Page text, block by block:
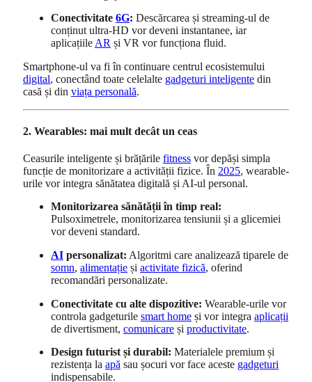
Conectivitate 6G: Descărcarea și streaming-ul de
conținut ultra-HD vor deveni instantanee, iar
aplicațiileAR și VR vor funcționa fluid.
Smartphone-ul va fi în continuare centrul ecosistemului
digital, conectând toate celelalte gadgeturi inteligente din
casă și din viața personală.
2. Wearables: mai mult decât un ceas
Ceasurile inteligente și brățările fitness vor depăși simpla
funcție de monitorizare a activității fizice. În 2025, wearable-
urile vor integra sănătatea digitală și AI-ul personal.
Monitorizarea sănătății în timp real:
Pulsoximetrele, monitorizarea tensiunii și a glicemiei
vor deveni standard.
AI personalizat: Algoritmi care analizează tiparele de
somn, alimentație și activitate fizică, oferind
recomandări personalizate.
Conectivitate cu alte dispozitive: Wearable-urile vor
controla gadgeturile smart home și vor integra aplicații
de divertisment, comunicare și productivitate.
Design futurist și durabil: Materialele premium și
rezistența la apă sau șocuri vor face aceste gadgeturi
indispensabile.